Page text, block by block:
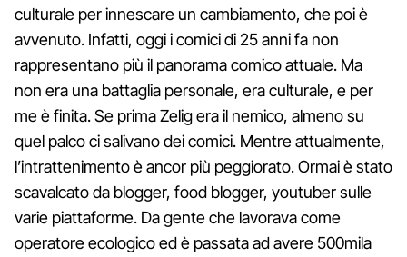
culturale per innescare un cambiamento, che poi è
avvenuto. Infatti, oggi i comici di 25 anni fa non
rappresentano più il panorama comico attuale. Ma
non era una battaglia personale, era culturale, e per
me è finita. Se prima Zelig era il nemico, almeno su
quel palco ci salivano dei comici. Mentre attualmente,
l’intrattenimento è ancor più peggiorato. Ormai è stato
scavalcato da blogger, food blogger, youtuber sulle
varie piattaforme. Da gente che lavorava come
operatore ecologico ed è passata ad avere 500mila